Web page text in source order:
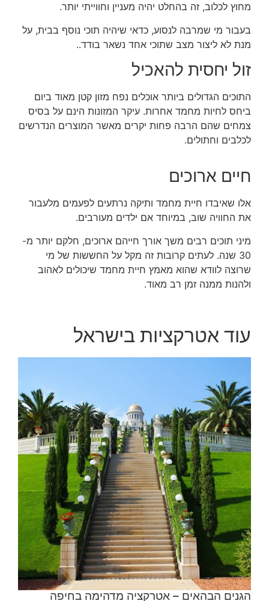
מחוץ לכלוב, זה בהחלט יהיה מעניין וחווייתי יותר.
בעבור מי שמרבה לנסוע, כדאי שיהיה תוכי נוסף בבית, על
מנת לא ליצור מצב שתוכי אחד נשאר בודד..
זול יחסית להאכיל
התוכים הגדולים ביותר אוכלים נפח מזון קטן מאוד ביום
ביחס לחיות מחמד אחרות. עיקר המזונות הינם על בסיס
צמחים שהם הרבה פחות יקרים מאשר המוצרים הנדרשים
לכלבים וחתולים.
חיים ארוכים
אלו שאיבדו חיית מחמד ותיקה נרתעים לפעמים מלעבור
את החוויה שוב, במיוחד אם ילדים מעורבים.
מיני תוכים רבים משך אורך חייהם ארוכים, חלקם יותר מ-
30 שנה. לעתים קרובות זה מקל על החששות של מי
שרוצה לוודא שהוא מאמץ חיית מחמד שיכולים לאהוב
ולהנות ממנה זמן רב מאוד.
עוד אטרקציות בישראל
הגנים הבהאים – אטרקציה מדהימה בחיפה